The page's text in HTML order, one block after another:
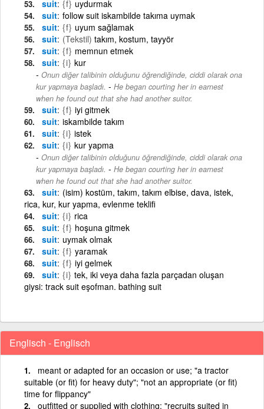
suit {f} uydurmak
suit follow suit iskambilde takıma uymak
suit {f} uyum sağlamak
suit (Tekstil) takım, kostum, tayyör
suit {f} memnun etmek
suit {i} kur
Onun diğer talibinin olduğunu öğrendiğinde, ciddi olarak ona
kur yapmaya başladı. - He began courting her in earnest
when he found out that she had another suitor.
suit {f} iyi gitmek
suit iskambilde takım
suit {i} istek
suit {i} kur yapma
Onun diğer talibinin olduğunu öğrendiğinde, ciddi olarak ona
kur yapmaya başladı. - He began courting her in earnest
when he found out that she had another suitor.
suit (isim) kostüm, takım, takım elbise, dava, istek,
rica, kur, kur yapma, evlenme teklifi
suit {i} rica
suit {f} hoşuna gitmek
suit uymak olmak
suit {f} yaramak
suit {f} iyi gelmek
suit {i} tek, iki veya daha fazla parçadan oluşan
giysi: track suit eşofman. bathing suit
Englisch - Englisch
meant or adapted for an occasion or use; "a tractor
suitable (or fit) for heavy duty"; "not an appropriate (or fit)
time for flippancy"
outfitted or supplied with clothing; "recruits suited in